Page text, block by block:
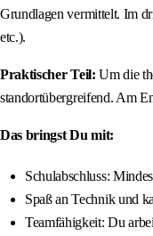
Grundlagen vermittelt. Im
etc.).
Praktischer Teil: Um die
standortübergreifend. Am
Das bringst Du mit:
Schulabschluss:
Spaß an Technik und
Teamfähigkeit: Du